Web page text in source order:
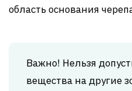
область основания
Важно! Нельзя
вещества на другие